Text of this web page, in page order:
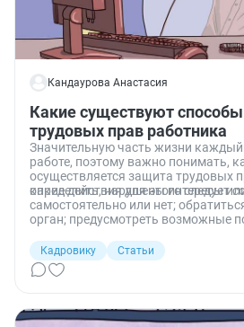
Кандаурова Анастасия
Какие существуют
трудовых прав работника
Значительную часть жизни каждый
работе, поэтому важно понимать,
осуществляется защита трудовых
какие действия для этого следует
определить, нарушены интересы
самостоятельно или нет;
орган; предусмотреть возможные
Кадровику
Статьи